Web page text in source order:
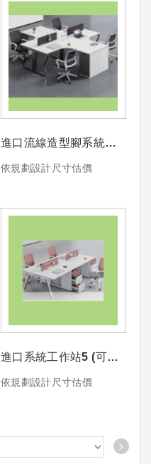
進口流線造型腳系統工
作站 (可依圖形尺寸客製
依規劃設計尺寸估價
進口系統工作站5 (可依
圖形尺寸客製選色搭配)
依規劃設計尺寸估價